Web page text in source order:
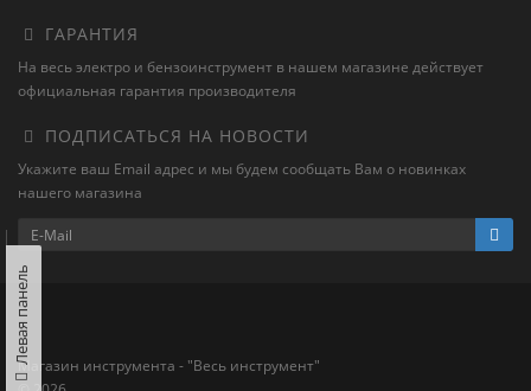
ГАРАНТИЯ
На весь электро и бензоинструмент в нашем магазине действует
официальная гарантия производителя
ПОДПИСАТЬСЯ НА НОВОСТИ
Укажите ваш Email адрес и мы будем сообщать Вам о новинках
нашего магазина
Магазин инструмента - "Весь инструмент"
Левая панель